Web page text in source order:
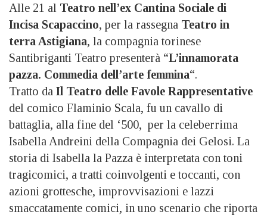
Alle 21 al Teatro nell’ex Cantina Sociale di
Incisa Scapaccino, per la rassegna Teatro in
terra Astigiana, la compagnia torinese
Santibriganti Teatro presenterà “L’innamorata
pazza. Commedia dell’arte femmina“.
Tratto da Il Teatro delle Favole Rappresentative
del comico Flaminio Scala, fu un cavallo di
battaglia, alla fine del ‘500, per la celeberrima
Isabella Andreini della Compagnia dei Gelosi. La
storia di Isabella la Pazza è interpretata con toni
tragicomici, a tratti coinvolgenti e toccanti, con
azioni grottesche, improvvisazioni e lazzi
smaccatamente comici, in uno scenario che riporta